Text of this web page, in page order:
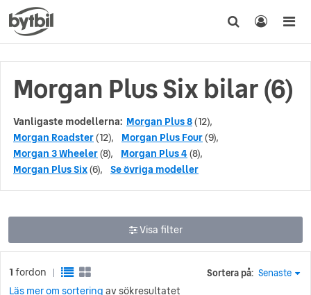
Morgan Plus Six bilar (6)
Vanligaste modellerna: Morgan Plus 8(12),
Morgan Roadster(12), Morgan Plus Four(9),
Morgan 3 Wheeler(8), Morgan Plus 4 (8),
Morgan Plus Six(6), Se övriga modeller
Visa filter
1 fordon Sortera på: Senaste
Läs mer om sortering av sökresultatet